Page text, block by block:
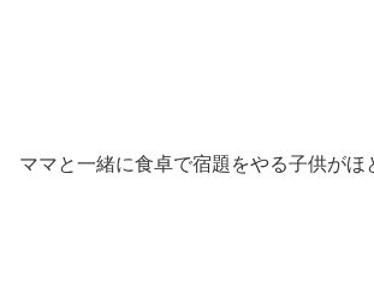
ママと一緒に食卓で宿題をやる子供がほ